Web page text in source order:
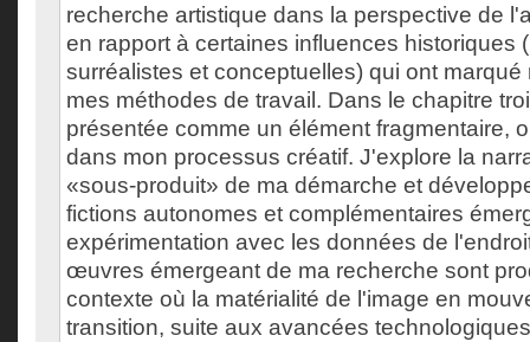
recherche artistique dans la perspective de
en rapport à certaines influences historiques
surréalistes et conceptuelles) qui ont marqué
mes méthodes de travail. Dans le chapitre
présentée comme un élément fragmentaire,
dans mon processus créatif. J'explore la
«sous-produit» de ma démarche et
fictions autonomes et complémentaires
expérimentation avec les données de
œuvres émergeant de ma recherche sont
contexte où la matérialité de l'image en
transition, suite aux avancées